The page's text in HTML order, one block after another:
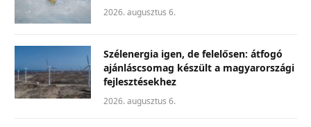
2026. augusztus 6.
Szélenergia igen, de felelősen: átfogó
ajánláscsomag készült a magyarországi
fejlesztésekhez
2026. augusztus 6.